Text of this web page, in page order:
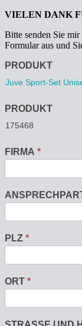
VIELEN DANK
Bitte senden Sie
Formular aus und
Anfrage
PRODUKT
PRODUKT
FIRMA *
PLZ *
ORT *